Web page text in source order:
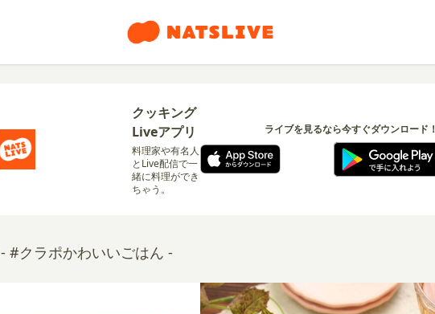
クッキング
Liveアプリ
料理家や有名人
とLive配信で一
緒に料理ができ
ちゃう。
ライブを見るなら今すぐダウンロード！
- #クラポかわいいごはん -